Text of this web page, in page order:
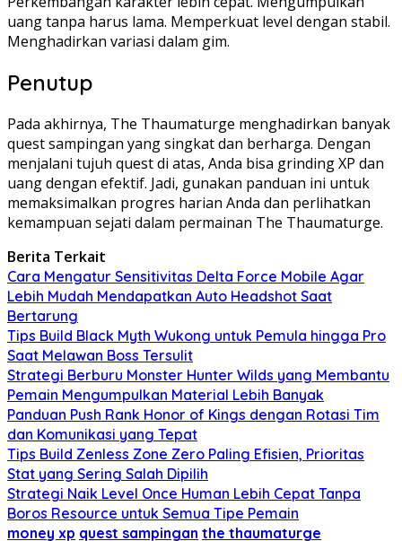
uang tanpa harus lama. Memperkuat level dengan stabil.
Menghadirkan variasi dalam gim.
Penutup
Pada akhirnya, The Thaumaturge menghadirkan banyak
quest sampingan yang singkat dan berharga. Dengan
menjalani tujuh quest di atas, Anda bisa grinding XP dan
uang dengan efektif. Jadi, gunakan panduan ini untuk
memaksimalkan progres harian Anda dan perlihatkan
kemampuan sejati dalam permainan The Thaumaturge.
Berita Terkait
Cara Mengatur Sensitivitas Delta Force Mobile Agar
Lebih Mudah Mendapatkan Auto Headshot Saat
Bertarung
Tips Build Black Myth Wukong untuk Pemula hingga Pro
Saat Melawan Boss Tersulit
Strategi Berburu Monster Hunter Wilds yang Membantu
Pemain Mengumpulkan Material Lebih Banyak
Panduan Push Rank Honor of Kings dengan Rotasi Tim
dan Komunikasi yang Tepat
Tips Build Zenless Zone Zero Paling Efisien, Prioritas
Stat yang Sering Salah Dipilih
Strategi Naik Level Once Human Lebih Cepat Tanpa
Boros Resource untuk Semua Tipe Pemain
money xp quest sampingan the thaumaturge